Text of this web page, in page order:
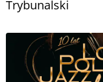
Trybunalski